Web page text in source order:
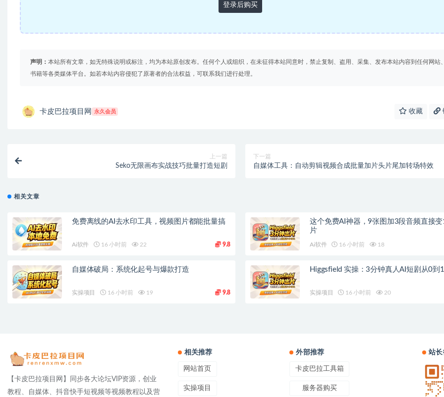
登录后购买
声明： 本站所有文章，如无特殊说明或标注，均为本站原创发布。任何个人或组织，在未征得本站同意时，禁止复制、盗用、采集、发布本站内容到任何网站
书籍等各类媒体平台。如若本站内容侵犯了原著者的合法权益，可联系我们进行处理。
卡皮巴拉项目网 永久会员 收藏
上一篇
Seko无限画布实战技巧批量打造短剧
下一篇
自媒体工具：自动剪辑视频合成批量加片头片尾加转场特效
相关文章
免费离线的AI去水印工具，视频图片都能批量搞
Ai软件 16 小时前 22 9.8
这个免费AI神器，9张图加3段音频直接
片
Ai软件 16 小时前 18
自媒体破局：系统化起号与爆款打造
实操项目 16 小时前 19 9.8
Higgsfield 实操：3分钟真人AI短剧从0到
实操项目 16 小时前 20
【卡皮巴拉项目网】同步各大论坛VIP资源，创业
教程、自媒体、抖音快手短视频等视频教程以及营
相关推荐
网站首页
实操项目
外部推荐
卡皮巴拉工具箱
服务器购买
站